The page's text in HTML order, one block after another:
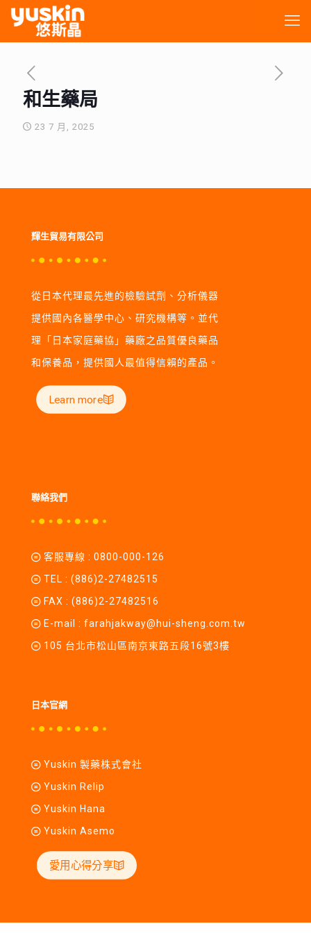
和生藥局
23 7 月, 2025
輝生貿易有限公司
從日本代理最先進的檢驗試劑、分析儀器
提供國內各醫學中心、研究機構等。並代
理「日本家庭藥協」藥廠之品質優良藥品
和保養品，提供國人最值得信賴的產品。
Learn more
聯絡我們
客服專線 : 0800-000-126
TEL : (886)2-27482515
FAX : (886)2-27482516
E-mail : farahjakway@hui-sheng.com.tw
105 台北市松山區南京東路五段16號3樓
日本官網
Yuskin 製藥株式會社
Yuskin Relip
Yuskin Hana
Yuskin Asemo
愛用心得分享